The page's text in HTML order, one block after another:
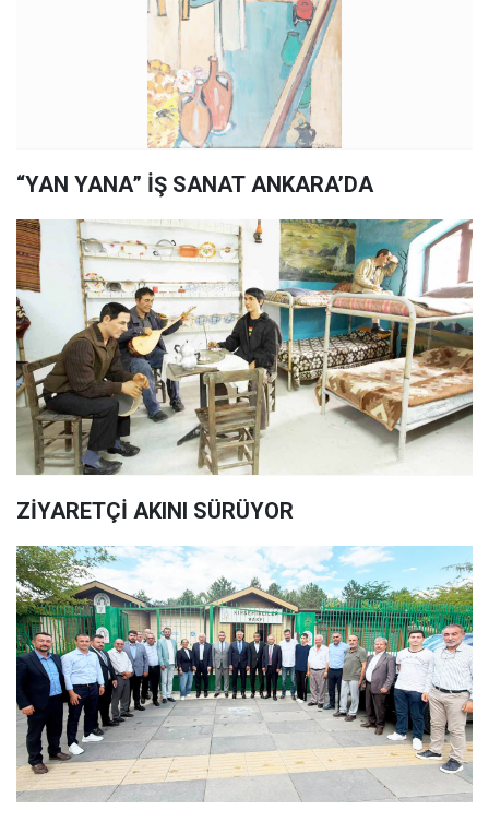
“YAN YANA” İŞ SANAT ANKARA’DA
ZİYARETÇİ AKINI SÜRÜYOR